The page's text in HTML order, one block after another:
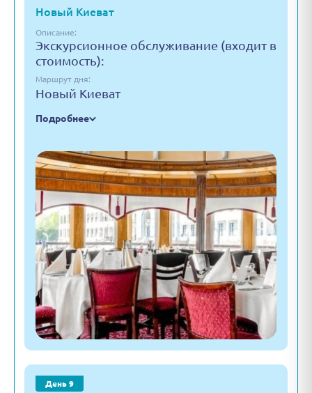
Новый Киеват
Описание:
Экскурсионное обслуживание (входит в
стоимость):
Маршрут дня:
Новый Киеват
Подробнее
День 9